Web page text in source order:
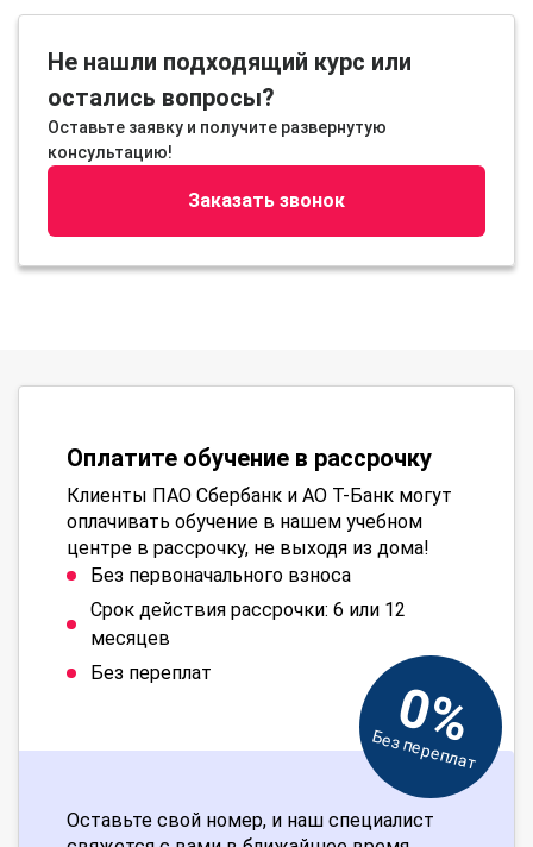
Не нашли подходящий курс или
остались вопросы?
Оставьте заявку и получите развернутую
консультацию!
Заказать звонок
Оплатите обучение в рассрочку
Клиенты ПАО Сбербанк и АО Т-Банк могут
оплачивать обучение в нашем учебном
центре в рассрочку, не выходя из дома!
Без первоначального взноса
Срок действия рассрочки: 6 или 12
месяцев
Без переплат
0%
Без переплат
Оставьте свой номер, и наш специалист